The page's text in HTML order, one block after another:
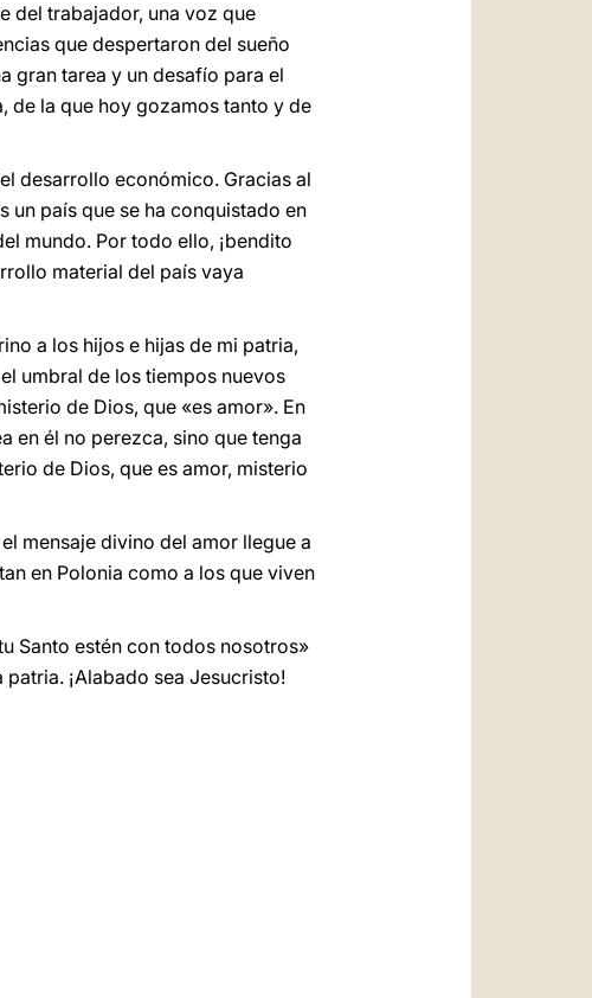
del trabajador, una voz que
que despertaron del sueño
gran tarea y un desafío para el
de la que hoy gozamos tanto y de
desarrollo económico. Gracias al
un país que se ha conquistado en
mundo. Por todo ello, ¡bendito
material del país vaya
a los hijos e hijas de mi patria,
umbral de los tiempos nuevos
de Dios, que «es amor». En
en él no perezca, sino que tenga
de Dios, que es amor, misterio
mensaje divino del amor llegue a
en Polonia como a los que viven
Santo estén con todos nosotros»
¡Alabado sea Jesucristo!